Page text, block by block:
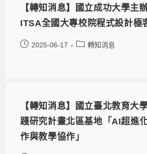
【轉知消息】國立成功大學主
ITSA全國大專校院程式設計極
2025-06-17 轉知消息
【轉知消息】國立臺北教育大
踐研究計畫北區基地「AI超進
作與教學協作」